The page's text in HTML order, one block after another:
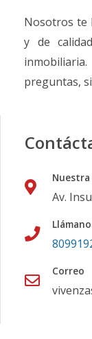
Nosotros te
y de
preguntas,
Av.
Correo